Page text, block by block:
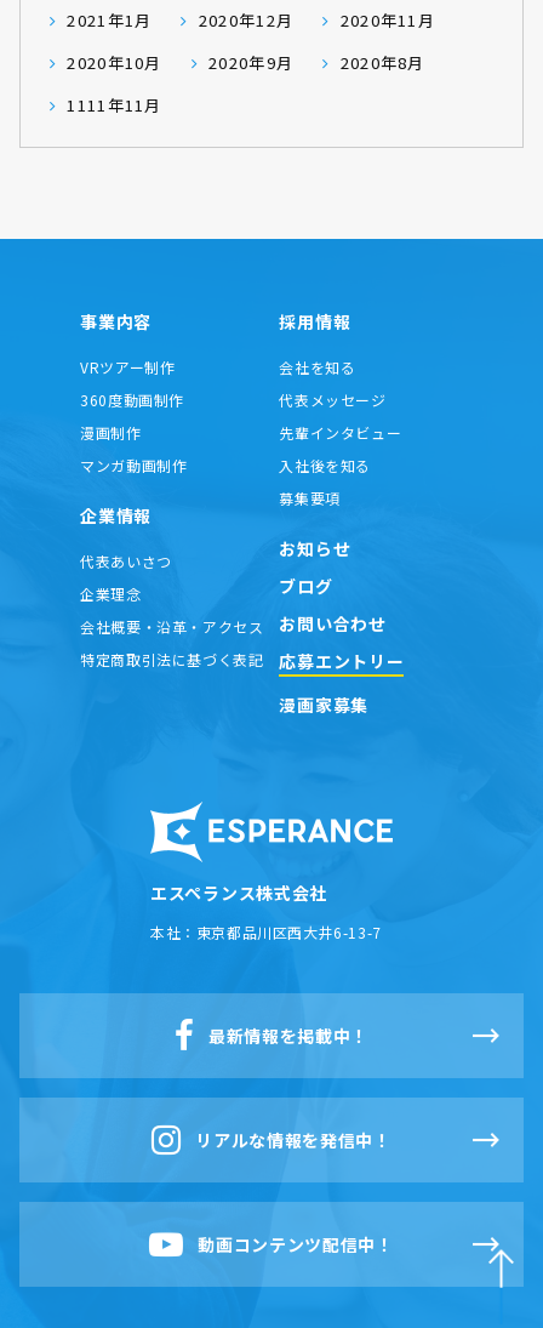
2021年1月
2020年12月
2020年11月
2020年10月
2020年9月
2020年8月
1111年11月
エスペランス株式会社
本社： 東京都品川区西大井6-13-7
事業内容
VRツアー制作
360度動画制作
漫画制作
マンガ動画制作
企業情報
代表あいさつ
企業理念
会社概要・沿革・アクセス
特定商取引法に基づく表記
採用情報
会社を知る
代表メッセージ
先輩インタビュー
入社後を知る
募集要項
お知らせ
ブログ
お問い合わせ
応募エントリー
漫画家募集
最新情報を掲載中！
リアルな情報を発信中！
動画コンテンツ配信中！